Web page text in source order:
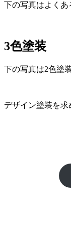
下の写真はよく
3色塗装
下の写真は2色塗
デザイン塗装を